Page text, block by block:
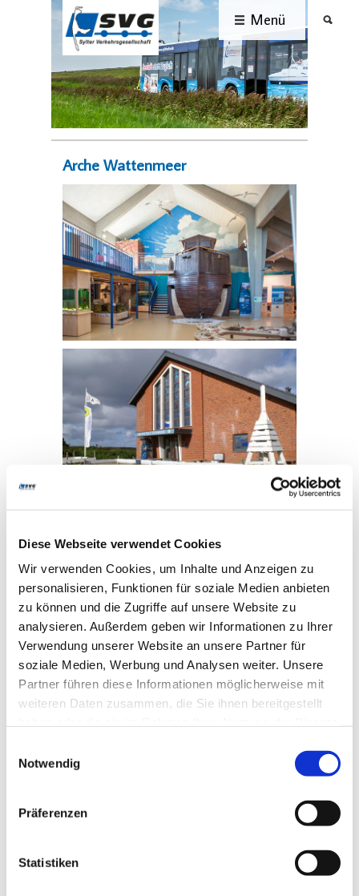
Diese Webseite verwendet Cookies
Wir verwenden Cookies, um Inhalte und Anzeigen zu
personalisieren, Funktionen für soziale Medien anbieten
zu können und die Zugriffe auf unsere Website zu
analysieren. Außerdem geben wir Informationen zu Ihrer
Verwendung unserer Website an unsere Partner für
soziale Medien, Werbung und Analysen weiter. Unsere
Partner führen diese Informationen möglicherweise mit
weiteren Daten zusammen, die Sie ihnen bereitgestellt
Notwendig
Präferenzen
Statistiken
Menü
Arche Wattenmeer
Schutzstation Wattenmeer, dieArche Wattenmeer
Nordsee kennen.
gleichzeitig vielen Bedrohungen ausgesetzt. In
den Räumlichkeiten der ehemaligen katholischen
Kirche erfahren Jung und Alt Wissenswertes in
anschaulicher Art und Weise.
Leistungen: inselweite Linienbusan- und -abreise
Erw. 15,80 € / Ki. 9,50 € / Fam. 40,80 € (2 Erw. &